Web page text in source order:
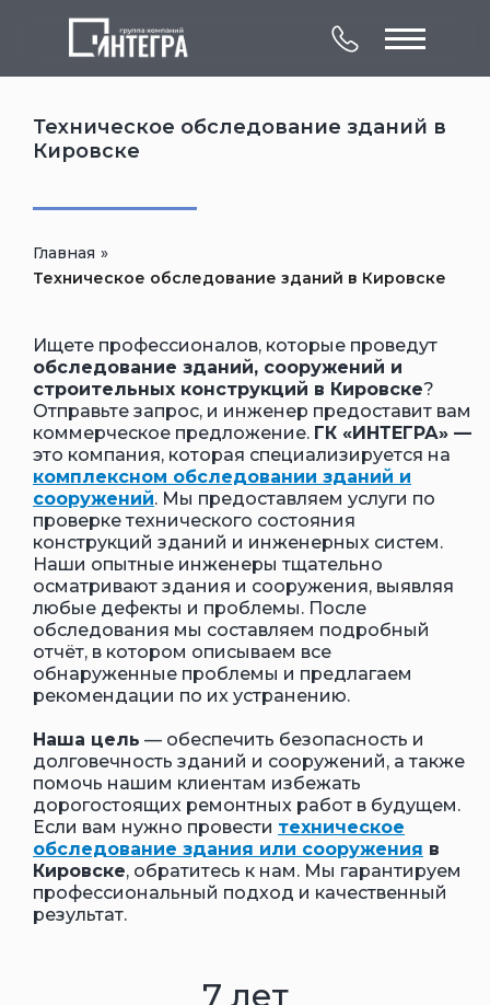
Комплексное
Контакты
Техническое обследование зданий в
Кировске
Главная »
Техническое обследование зданий в Кировске
Ищете профессионалов, которые проведут
обследование зданий, сооружений и
строительных конструкций в Кировске?
Отправьте запрос, и инженер предоставит вам
коммерческое предложение. ГК «ИНТЕГРА» —
это компания, которая специализируется на
комплексном обследовании зданий и
сооружений. Мы предоставляем услуги по
проверке технического состояния
конструкций зданий и инженерных систем.
Наши опытные инженеры тщательно
осматривают здания и сооружения, выявляя
любые дефекты и проблемы. После
обследования мы составляем подробный
отчёт, в котором описываем все
обнаруженные проблемы и предлагаем
рекомендации по их устранению.
Наша цель — обеспечить безопасность и
долговечность зданий и сооружений, а также
помочь нашим клиентам избежать
дорогостоящих ремонтных работ в будущем.
Если вам нужно провести техническое
обследование здания или сооружения в
Кировске, обратитесь к нам. Мы гарантируем
профессиональный подход и качественный
результат.
7 лет